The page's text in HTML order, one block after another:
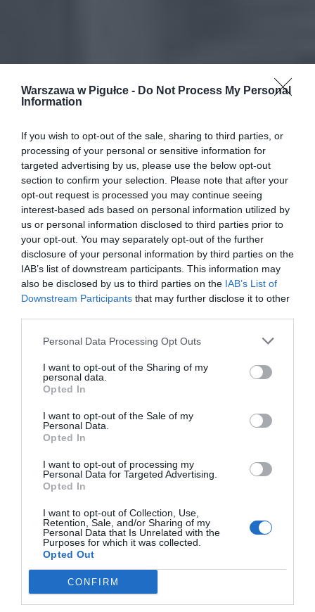
Warszawa w Pigułce - Do Not Process My Personal
Information
If you wish to opt-out of the sale, sharing to third parties, or
processing of your personal or sensitive information for
targeted advertising by us, please use the below opt-out
section to confirm your selection. Please note that after your
opt-out request is processed you may continue seeing
interest-based ads based on personal information utilized by
us or personal information disclosed to third parties prior to
your opt-out. You may separately opt-out of the further
disclosure of your personal information by third parties on the
IAB’s list of downstream participants. This information may
also be disclosed by us to third parties on the IAB’s List of
Downstream Participants that may further disclose it to other
Personal Data Processing Opt Outs
I want to opt-out of the Sharing of my
personal data.
Opted In
I want to opt-out of the Sale of my
Personal Data.
Opted In
I want to opt-out of processing my
Personal Data for Targeted Advertising.
Opted In
I want to opt-out of Collection, Use,
Retention, Sale, and/or Sharing of my
Personal Data that Is Unrelated with the
Purposes for which it was collected.
Opted Out
CONFIRM